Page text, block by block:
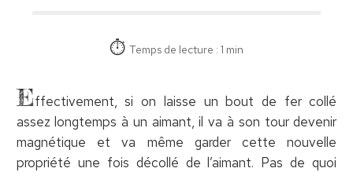
Temps de lecture : 1 min
Effectivement, si on laisse un bout de fer collé
assez longtemps à un aimant, il va à son tour devenir
magnétique et va même garder cette nouvelle
propriété une fois décollé de l’aimant. Pas de quoi